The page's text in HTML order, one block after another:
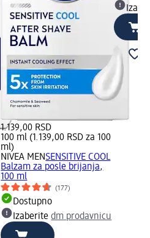
1.139,00 RSD
100 ml (1.139,00 RSD za 100
ml)
NIVEA MENSENSITIVE COOL
Balzam za posle brijanja,
100 ml
(177)
Dostupno
Izaberitedm prodavnicu